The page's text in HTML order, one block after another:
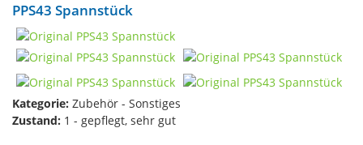
PPS43 Spannstück
Kategorie: Zubehör - Sonstiges
Zustand: 1 - gepflegt, sehr gut